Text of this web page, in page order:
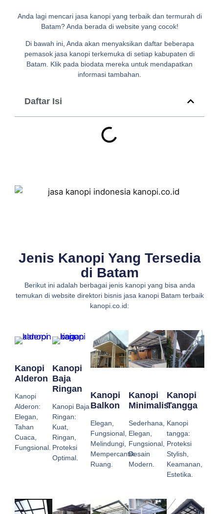
Anda lagi mencari jasa kanopi yang terbaik dan termurah di
Batam? Anda berada di website yang cocok!
Di bawah ini, Anda akan menyaksikan daftar beberapa
pemasok jasa kanopi terkemuka di setiap kabupaten di
Batam. Klik pada biodata mereka untuk mendapatkan
informasi tambahan.
Daftar Isi
Jenis Kanopi Yang Tersedia
di Batam
Berikut ini adalah berbagai jenis kanopi yang bisa anda
temukan di website direktori bisnis jasa kanopi Batam terbaik
kanopi.co.id:
Kanopi
Alderon
Kanopi
Alderon:
Elegan,
Tahan
Cuaca,
Fungsional.
Kanopi
Baja
Ringan
Kanopi Baja
Ringan:
Kuat,
Ringan,
Proteksi
Optimal.
Kanopi
Balkon
Elegan,
Fungsional,
Melindungi,
Mempercantik
Ruang.
Kanopi
Minimalis
Sederhana,
Elegan,
Fungsional,
Desain
Modern.
Kanopi
Tangga
Kanopi
tangga:
Proteksi
Stylish,
Keamanan,
Estetika.